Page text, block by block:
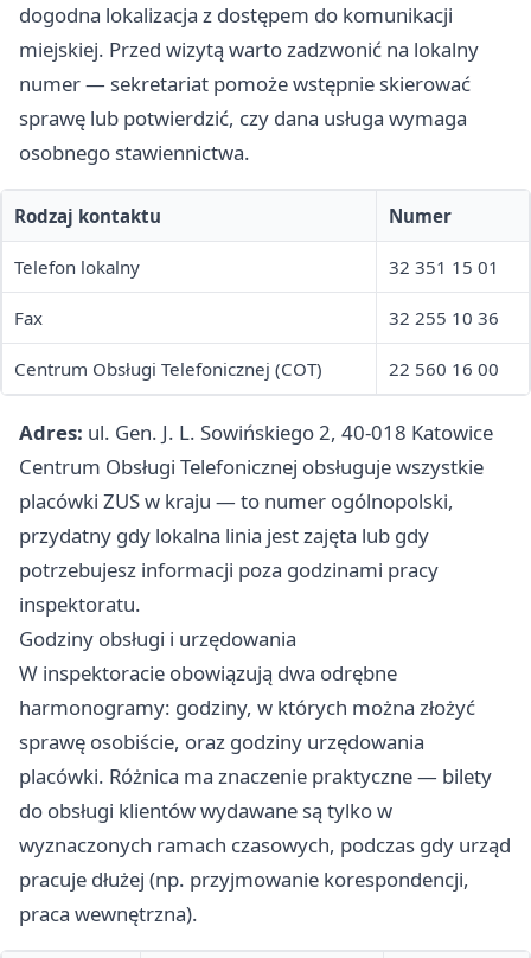
dogodna lokalizacja z dostępem do komunikacji
miejskiej. Przed wizytą warto zadzwonić na lokalny
numer — sekretariat pomoże wstępnie skierować
sprawę lub potwierdzić, czy dana usługa wymaga
osobnego stawiennictwa.
Rodzaj kontaktu Numer
Telefon lokalny 32 351 15 01
Fax 32 255 10 36
Centrum Obsługi Telefonicznej (COT) 22 560 16 00
Adres: ul. Gen. J. L. Sowińskiego 2, 40-018 Katowice
Centrum Obsługi Telefonicznej obsługuje wszystkie
placówki ZUS w kraju — to numer ogólnopolski,
przydatny gdy lokalna linia jest zajęta lub gdy
potrzebujesz informacji poza godzinami pracy
inspektoratu.
Godziny obsługi i urzędowania
W inspektoracie obowiązują dwa odrębne
harmonogramy: godziny, w których można złożyć
sprawę osobiście, oraz godziny urzędowania
placówki. Różnica ma znaczenie praktyczne — bilety
do obsługi klientów wydawane są tylko w
wyznaczonych ramach czasowych, podczas gdy urząd
pracuje dłużej (np. przyjmowanie korespondencji,
praca wewnętrzna).